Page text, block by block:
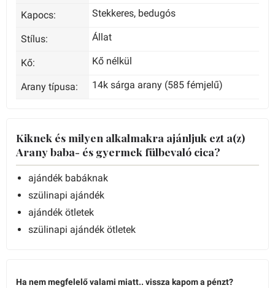
Kapocs: Stekkeres, bedugós
Stílus: Állat
Kő: Kő nélkül
Arany típusa: 14k sárga arany (585 fémjelű)
Kiknek és milyen alkalmakra ajánljuk ezt a(z)
Arany baba- és gyermek fülbevaló cica?
ajándék babáknak
szülinapi ajándék
ajándék ötletek
szülinapi ajándék ötletek
Ha nem megfelelő valami miatt.. vissza kapom a pénzt?